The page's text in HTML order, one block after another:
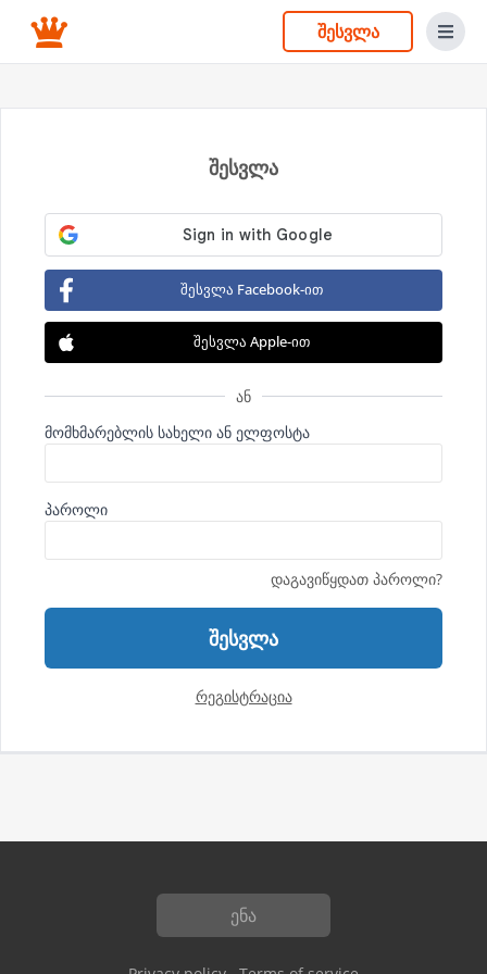
შესვლა
შესვლა
შესვლა Facebook-ით
შესვლა Apple-ით
ან
მომხმარებლის სახელი ან ელფოსტა
პაროლი
დაგავიწყდათ პაროლი?
შესვლა
რეგისტრაცია
ენა